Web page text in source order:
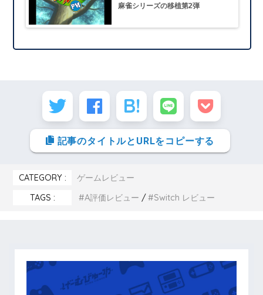
麻雀シリーズの移植第2弾
記事のタイトルとURLをコピーする
CATEGORY :
ゲームレビュー
TAGS :
A評価レビュー Switch レビュー